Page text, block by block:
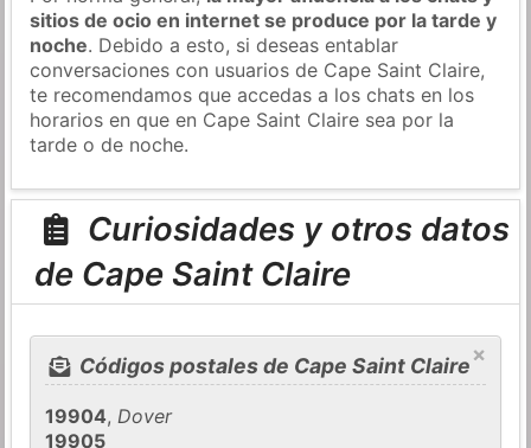
sitios de ocio en internet se produce por la tarde y
noche. Debido a esto, si deseas entablar
conversaciones con usuarios de Cape Saint Claire,
te recomendamos que accedas a los chats en los
horarios en que en Cape Saint Claire sea por la
tarde o de noche.
Curiosidades y otros datos
de Cape Saint Claire
×
Códigos postales de Cape Saint Claire
19904,Dover
19905